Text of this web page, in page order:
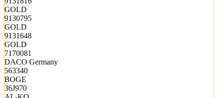
GOLD
9130795
GOLD
9131648
GOLD
7170081
DACO Germany
563340
BOGE
36J970